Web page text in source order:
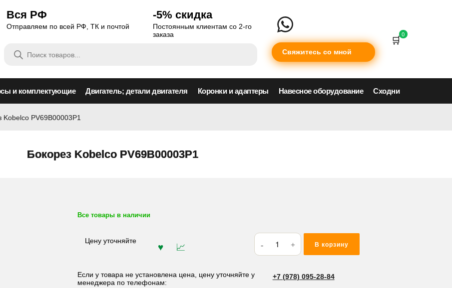
Вся РФ
Отправляем по всей РФ, ТК и почтой
-5% скидка
Постоянным клиентам со 2-го
заказа
товаров Свяжитесь со мной
0
и комплектующие Двигатель; детали двигателя Коронки и адаптеры Навесное оборудование Сходни
Kobelco PV69B00003P1
Бокорез Kobelco PV69B00003P1
Все товары в наличии
Цену уточняйте
Количество
товара
Kobelco
В корзину
Если у товара не установлена цена, цену уточняйте у
менеджера по телефонам:
+7 (978) 095-28-84